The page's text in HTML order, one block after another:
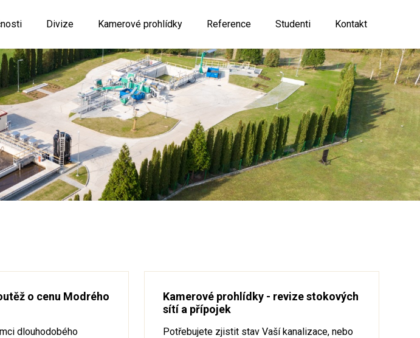
Divize Kamerové prohlídky Reference Studenti Kontakt
o cenu Modrého
dlouhodobého
Kamerové prohlídky - revize stokových
sítí a přípojek
Potřebujete zjistit stav Vaší kanalizace, nebo